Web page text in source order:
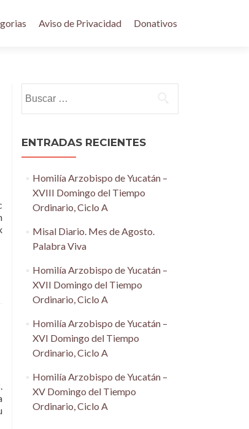
Aviso de Privacidad Donativos
ENTRADAS RECIENTES
Homilía Arzobispo de Yucatán –
XVIII Domingo del Tiempo
Ordinario, Ciclo A
Misal Diario. Mes de Agosto.
Palabra Viva
Homilía Arzobispo de Yucatán –
XVII Domingo del Tiempo
Ordinario, Ciclo A
Homilía Arzobispo de Yucatán –
XVI Domingo del Tiempo
Ordinario, Ciclo A
Homilía Arzobispo de Yucatán –
XV Domingo del Tiempo
Ordinario, Ciclo A